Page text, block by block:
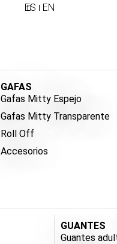
ES EN
GAFAS
Gafas Mitty Espejo
Gafas Mitty Transparente
Roll Off
Accesorios
GUANTES
Guantes